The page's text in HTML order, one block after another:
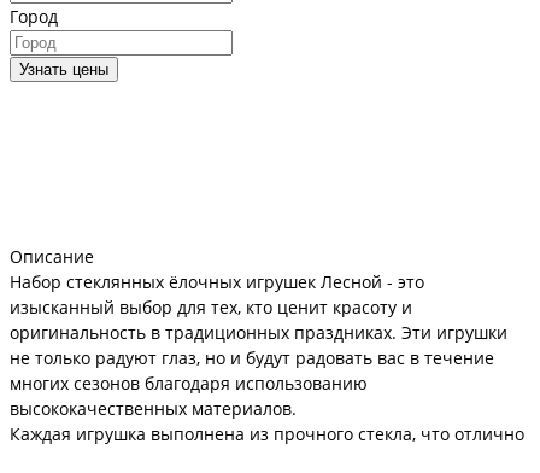
Город
Узнать цены
Описание
Набор стеклянных ёлочных игрушек Лесной - это
изысканный выбор для тех, кто ценит красоту и
оригинальность в традиционных праздниках. Эти игрушки
не только радуют глаз, но и будут радовать вас в течение
многих сезонов благодаря использованию
высококачественных материалов.
Каждая игрушка выполнена из прочного стекла, что отлично